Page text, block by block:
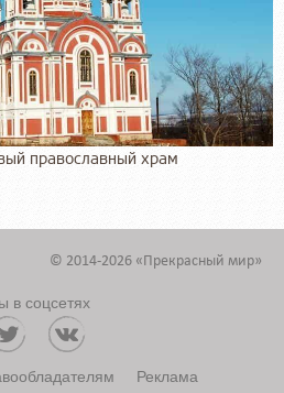
православный храм
© 2014-2026 «Прекрасный мир»
в соцсетях
Реклама